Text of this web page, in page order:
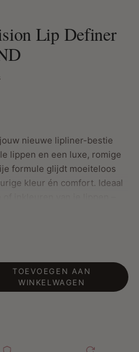
Lip Definer
nieuwe lipliner-bestie
lippen en een luxe, romige
formule glijdt moeiteloos
kleur én comfort. Ideaal
tot een bold lipcombo.
zandbruin Gold Coast tot
romige textuur
niet vervaagt
TOEVOEGEN AAN
WINKELWAGEN